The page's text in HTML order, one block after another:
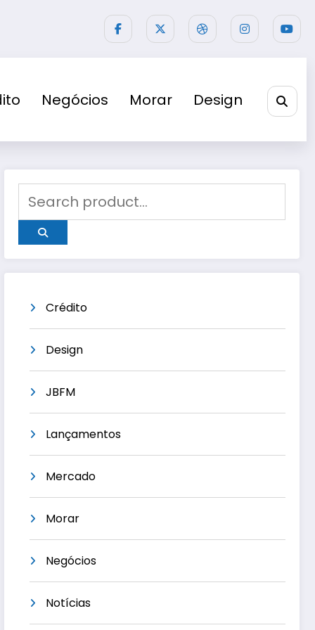
Negócios Morar Design
Crédito
Design
JBFM
Lançamentos
Mercado
Morar
Negócios
Notícias